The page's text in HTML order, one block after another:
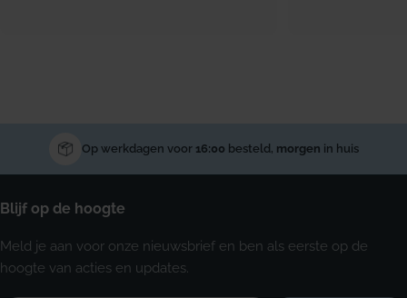
Op werkdagen voor 16:00 besteld, morgen in huis
Blijf op de hoogte
Meld je aan voor onze nieuwsbrief en ben als eerste op de
hoogte van acties en updates.